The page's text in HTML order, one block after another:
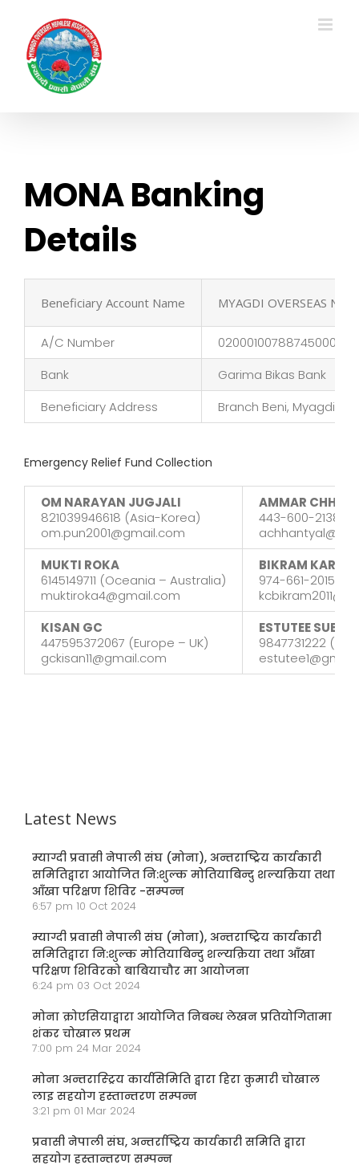
content
MONA Banking
Details
Beneficiary Account Name MYAGDI OVERSEAS
A/C Number
02000100788745000001
Bank
Garima Bikas Bank
Beneficiary Address
Branch Beni, Myagdi
Emergency Relief Fund Collection
OM NARAYAN JUGJALI
821039946618 (Asia-Korea)
om.pun2001@gmail.com
AMMAR
443-600-2138
MUKTI ROKA
6145149711 (Oceania – Australia)
muktiroka4@gmail.com
BIKRAM KARKI
974-661-2015
KISAN GC
447595372067 (Europe – UK)
gckisan11@gmail.com
ESTUTEE SUBEDI
9847731222
Latest News
म्याग्दी प्रवासी नेपाली संघ (मोना), अन्तराष्ट्रिय कार्यकारी
समितिद्वारा आयोजित नि:शुल्क मोतियाबिन्दु शल्यक्रिया तथा
आँखा परिक्षण शिविर -सम्पन्न
6:57 pm 10 Oct 2024
म्याग्दी प्रवासी नेपाली संघ (मोना), अन्तराष्ट्रिय कार्यकारी
समितिद्वारा नि:शुल्क मोतियाबिन्दु शल्यक्रिया तथा आँखा
परिक्षण शिविरको बाबियाचौर मा आयोजना
6:24 pm 03 Oct 2024
मोना क्रोएसियाद्वारा आयोजित निबन्ध लेखन प्रतियोगितामा
शंकर चोखाल प्रथम
7:00 pm 24 Mar 2024
मोना अन्तरास्ट्रिय कार्यसिमिति द्वारा हिरा कुमारी चोखाल
लाइ सहयोग हस्तान्तरण सम्पन्न
3:21 pm 01 Mar 2024
प्रवासी नेपाली संघ, अन्तर्राष्ट्रिय कार्यकारी समिति द्वारा
सहयोग हस्तान्तरण सम्पन्न